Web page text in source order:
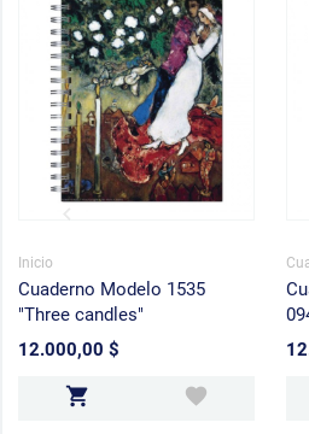
Inicio
Cuaderno Modelo 1535
"Three candles"
Precio
12.000,00 $